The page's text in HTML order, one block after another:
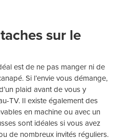
sur le
est de ne pas manger ni de
Si l’envie vous démange,
plaid avant de vous y
TV. Il existe également des
en machine ou avec un
sont idéales si vous avez
de nombreux invités réguliers.